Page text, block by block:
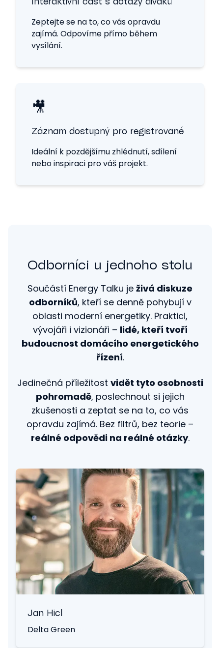
Zeptejte se na to, co vás opravdu
zajímá. Odpovíme přímo během
vysílání.
🎥
Záznam dostupný pro registrované
Ideální k pozdějšímu zhlédnutí, sdílení
nebo inspiraci pro váš projekt.
Odborníci u jednoho stolu
Součástí Energy Talku je živá diskuze
odborníků, kteří se denně pohybují v
oblasti moderní energetiky. Praktici,
vývojáři i vizionáři – lidé, kteří tvoří
budoucnost domácího energetického
řízení.
Jedinečná příležitost vidět tyto osobnosti
pohromadě, poslechnout si jejich
zkušenosti a zeptat se na to, co vás
opravdu zajímá. Bez filtrů, bez teorie –
reálné odpovědi na reálné otázky.
Jan Hicl
Delta Green